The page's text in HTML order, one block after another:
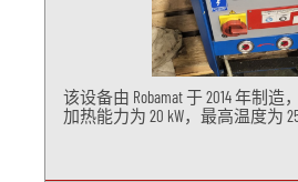
该设备由 Robamat 于 2014 年制造
加热能力为 20 kW，最高温度为